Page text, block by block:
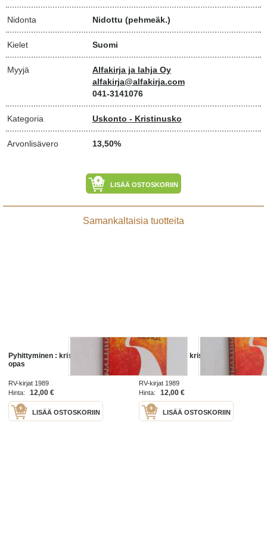
Nidonta Nidottu (pehmeäk.)
Kielet Suomi
Myyjä
Alfakirja ja lahja Oy
alfakirja@alfakirja.com
041-3141076
Kategoria Uskonto - Kristinusko
Arvonlisävero 13,50%
LISÄÄ OSTOSKORIIN
Samankaltaisia tuotteita
Pyhittyminen : kristillisen elämän
opas
RV-kirjat 1989
Hinta:
12,00 €
LISÄÄ OSTOSKORIIN
Pyhittyminen : kristillisen elämän
opas
RV-kirjat 1989
Hinta:
12,00 €
LISÄÄ OSTOSKORIIN